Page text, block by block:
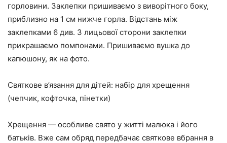
горловини. Заклепки пришиваємо з виворітного боку,
приблизно на 1 см нижче горла. Відстань між
заклепками 6 див. З лицьової сторони заклепки
прикрашаємо помпонами. Пришиваємо вушка до
капюшону, як на фото.
Святкове в’язання для дітей: набір для хрещення
(чепчик, кофточка, пінетки)
Хрещення — особливе свято у житті малюка і його
батьків. Вже сам обряд передбачає святкове вбрання в